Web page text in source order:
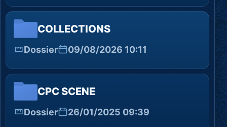
COLLECTIONS
Dossier 09/08/2026 10:11
CPC SCENE
Dossier 26/01/2025 09:39